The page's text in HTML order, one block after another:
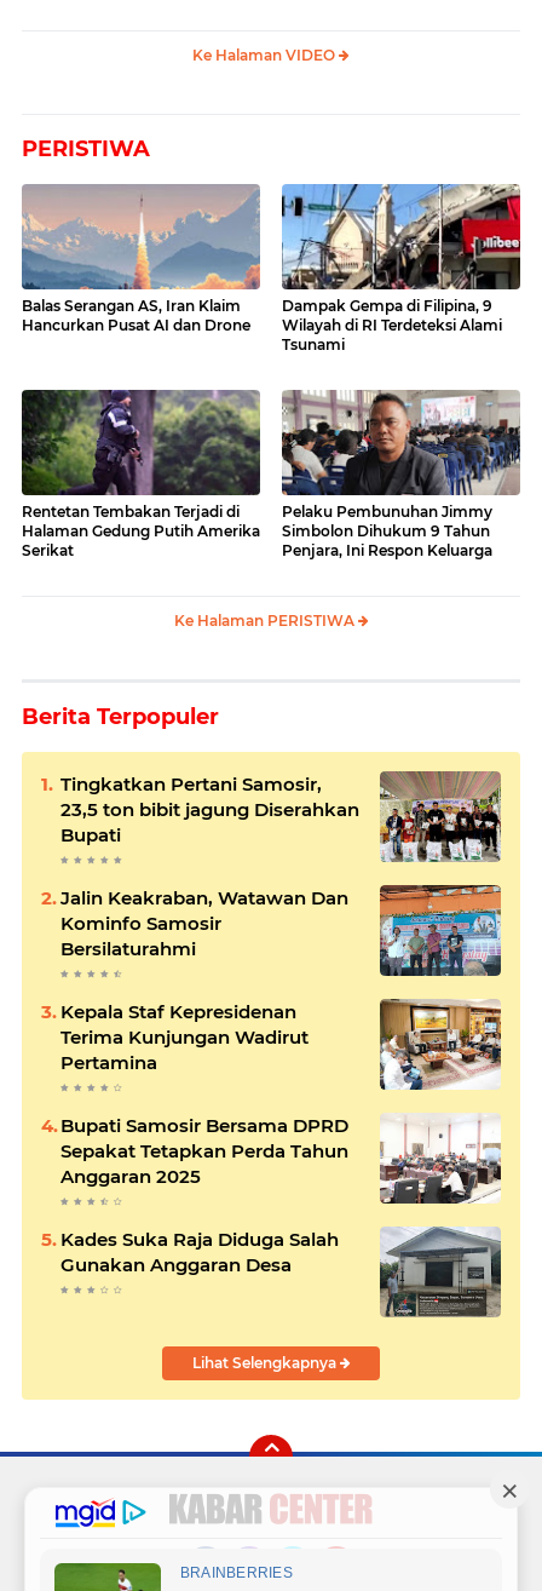
Ke Halaman VIDEO
PERISTIWA
Balas Serangan AS, Iran Klaim
Hancurkan Pusat AI dan Drone
Dampak Gempa di Filipina, 9
Wilayah di RI Terdeteksi Alami
Tsunami
Rentetan Tembakan Terjadi di
Halaman Gedung Putih Amerika
Serikat
Pelaku Pembunuhan Jimmy
Simbolon Dihukum 9 Tahun
Penjara, Ini Respon Keluarga
Ke Halaman PERISTIWA
Berita Terpopuler
Tingkatkan Pertani Samosir,
23,5 ton bibit jagung Diserahkan
Bupati
Jalin Keakraban, Watawan Dan
Kominfo Samosir
Bersilaturahmi
Kepala Staf Kepresidenan
Terima Kunjungan Wadirut
Pertamina
Bupati Samosir Bersama DPRD
Sepakat Tetapkan Perda Tahun
Anggaran 2025
Kades Suka Raja Diduga Salah
Gunakan Anggaran Desa
Lihat Selengkapnya